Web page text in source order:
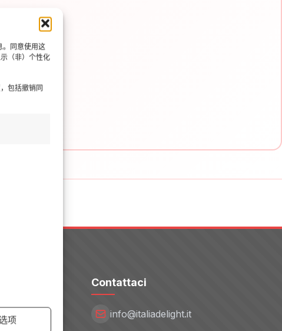
。同意使用这
（非）个性化
包括撤销同
项
e
Contattaci
info@italiadelight.it